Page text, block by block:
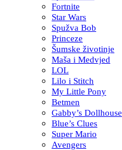
Fortnite
Star Wars
Spužva Bob
Princeze
Šumske životinje
Maša i Medvjed
LOL
Lilo i Stitch
My Little Pony
Betmen
Gabby’s Dollhouse
Blue’s Clues
Super Mario
Avengers